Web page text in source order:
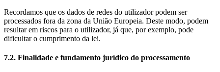
Recordamos que os dados de redes do utilizador podem ser
processados fora da zona da União Europeia. Deste modo, podem
resultar em riscos para o utilizador, já que, por exemplo, pode
dificultar o cumprimento da lei.
​​​​​​​7.2. Finalidade e fundamento jurídico do processamento